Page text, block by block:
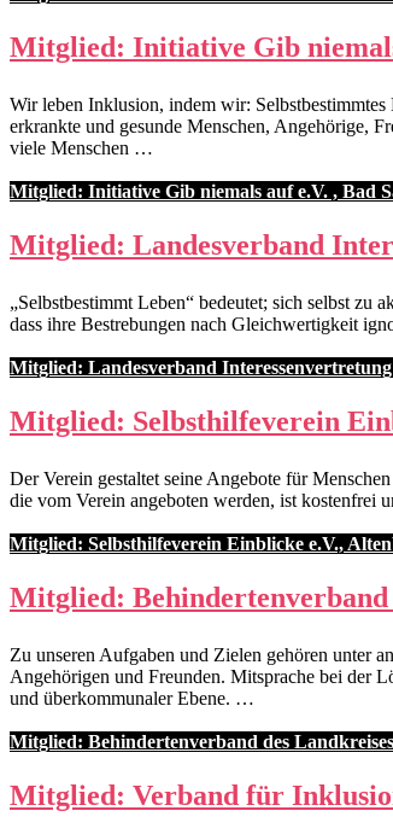
Mitglied: Initiative Gib
Wir leben Inklusion, indem wir:
erkrankte und gesunde Menschen, Angehörige,
viele Menschen …
Mitglied: Initiative Gib niemals auf e.V. , Bad
Mitglied: Landesverband
„Selbstbestimmt Leben“ bedeutet; sich selbst zu
dass ihre Bestrebungen nach Gleichwertigkeit
Mitglied: Landesverband
Mitglied: Selbsthilfeverein
Der Verein gestaltet seine Angebote für
die vom Verein angeboten werden, ist kostenfrei
Mitglied: Selbsthilfeverein Einblicke e.V.,
Mitglied: Behindertenverband
Zu unseren Aufgaben und Zielen gehören unter
Angehörigen und Freunden. Mitsprache bei der
und überkommunaler Ebene. …
Mitglied: Behindertenverband des
Mitglied: Verband für